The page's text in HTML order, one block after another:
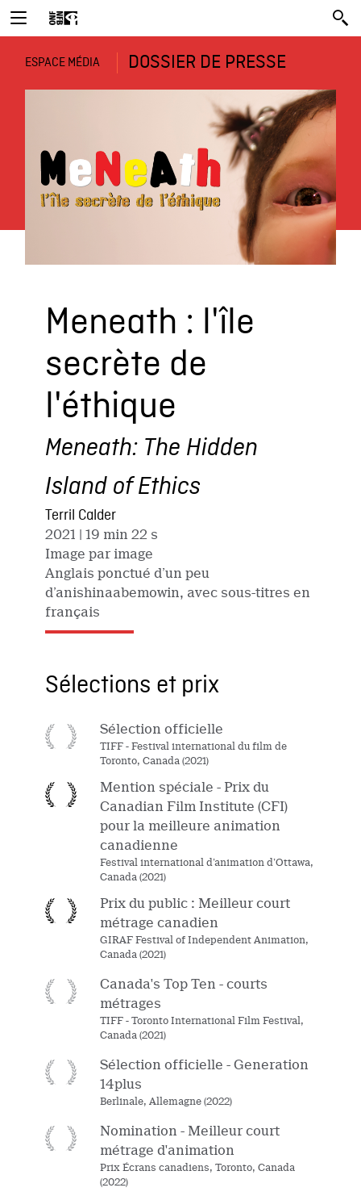
ESPACE MÉDIA DOSSIER DE PRESSE
Meneath : l'île
secrète de
l'éthique
Meneath: The Hidden
Island of Ethics
Terril Calder
2021 | 19 min 22 s
Image par image
Anglais ponctué d’un peu
d’anishinaabemowin, avec sous-titres en
français
Sélections et prix
Sélection officielle
TIFF - Festival international du film de
Toronto, Canada (2021)
Mention spéciale - Prix du
Canadian Film Institute (CFI)
pour la meilleure animation
canadienne
Festival international d’animation d’Ottawa,
Canada (2021)
Prix du public : Meilleur court
métrage canadien
GIRAF Festival of Independent Animation,
Canada (2021)
Canada's Top Ten - courts
métrages
TIFF - Toronto International Film Festival,
Canada (2021)
Sélection officielle - Generation
14plus
Berlinale, Allemagne (2022)
Nomination - Meilleur court
métrage d'animation
Prix Écrans canadiens, Toronto, Canada
(2022)